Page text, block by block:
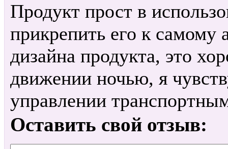
Продукт прост в
прикрепить его к самому
дизайна продукта, это
движении ночью, я
управлении
Оставить свой отзыв: